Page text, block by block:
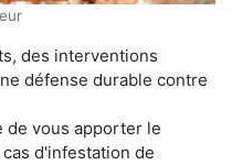
des interventions
défense durable contre
de vous apporter le
d'infestation de